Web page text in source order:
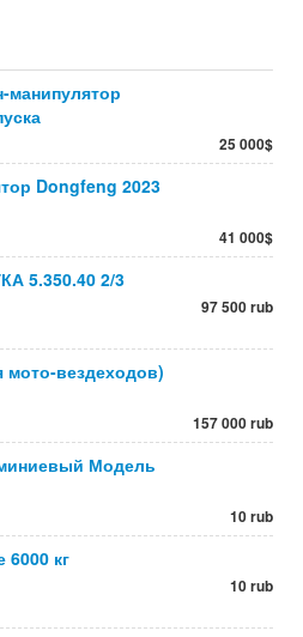
25 000$
Dongfeng 2023
41 000$
5.350.40 2/3
97 500 rub
мото-вездеходов)
157 000 rub
Модель
10 rub
кг
10 rub